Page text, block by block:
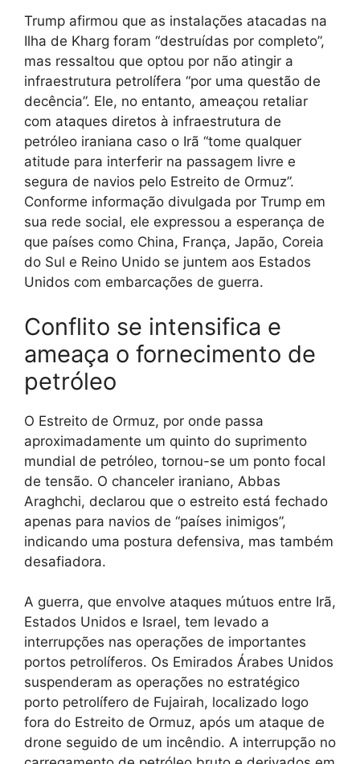
Trump afirmou que as instalações atacadas na
Ilha de Kharg foram “destruídas por completo”,
mas ressaltou que optou por não atingir a
infraestrutura petrolífera “por uma questão de
decência”. Ele, no entanto, ameaçou retaliar
com ataques diretos à infraestrutura de
petróleo iraniana caso o Irã “tome qualquer
atitude para interferir na passagem livre e
segura de navios pelo Estreito de Ormuz”.
Conforme informação divulgada por Trump em
sua rede social, ele expressou a esperança de
que países como China, França, Japão, Coreia
do Sul e Reino Unido se juntem aos Estados
Unidos com embarcações de guerra.
Conflito se intensifica e
ameaça o fornecimento de
petróleo
O Estreito de Ormuz, por onde passa
aproximadamente um quinto do suprimento
mundial de petróleo, tornou-se um ponto focal
de tensão. O chanceler iraniano, Abbas
Araghchi, declarou que o estreito está fechado
apenas para navios de “países inimigos”,
indicando uma postura defensiva, mas também
desafiadora.
A guerra, que envolve ataques mútuos entre Irã,
Estados Unidos e Israel, tem levado a
interrupções nas operações de importantes
portos petrolíferos. Os Emirados Árabes Unidos
suspenderam as operações no estratégico
porto petrolífero de Fujairah, localizado logo
fora do Estreito de Ormuz, após um ataque de
drone seguido de um incêndio. A interrupção no